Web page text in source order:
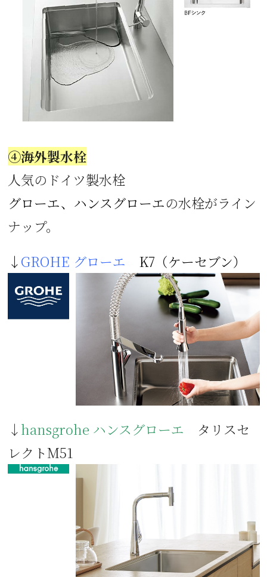
④海外製水栓
人気のドイツ製水栓
グローエ、ハンスグローエの水栓がライン
ナップ。
↓GROHE グローエ K7（ケーセブン）
↓hansgrohe ハンスグローエ タリスセ
レクトM51